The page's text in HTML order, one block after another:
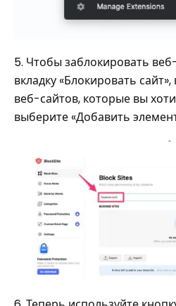
5. Чтобы заблокировать
вкладку «Блокировать
веб-сайтов, которые вы
выберите «Добавить